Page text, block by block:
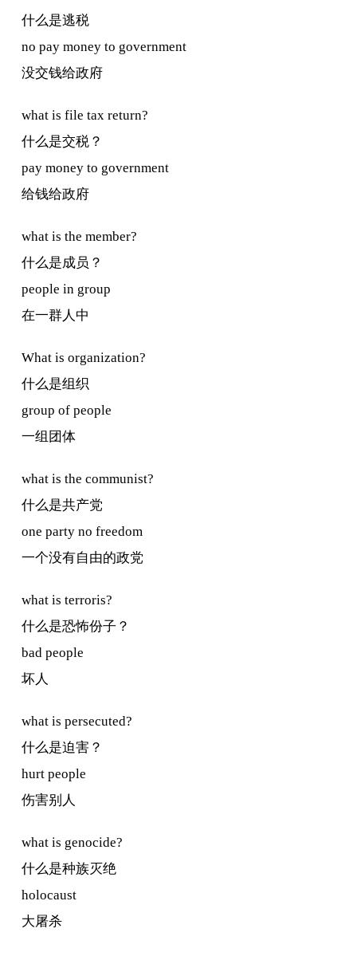
什么是逃税
no pay money to government
没交钱给政府
what is file tax return?
什么是交税？
pay money to government
给钱给政府
what is the member?
什么是成员？
people in group
在一群人中
What is organization?
什么是组织
group of people
一组团体
what is the communist?
什么是共产党
one party no freedom
一个没有自由的政党
what is terroris?
什么是恐怖份子？
bad people
坏人
what is persecuted?
什么是迫害？
hurt people
伤害别人
what is genocide?
什么是种族灭绝
holocaust
大屠杀